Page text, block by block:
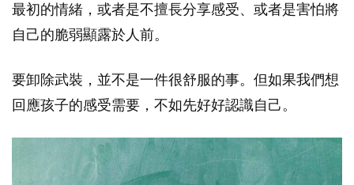
最初的情緒，或者是不擅長分享感受、或者是害怕將
自己的脆弱顯露於人前。
要卸除武裝，並不是一件很舒服的事。但如果我們想
回應孩子的感受需要，不如先好好認識自己。